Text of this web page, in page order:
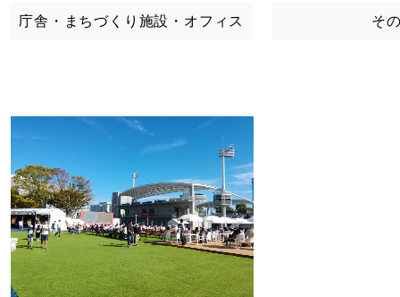
庁舎・まちづくり施設・オフィス そ